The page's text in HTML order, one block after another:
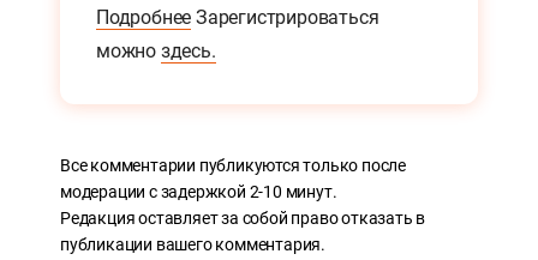
Подробнее Зарегистрироваться
можно здесь.
Все комментарии публикуются только после
модерации с задержкой 2-10 минут.
Редакция оставляет за собой право отказать в
публикации вашего комментария.